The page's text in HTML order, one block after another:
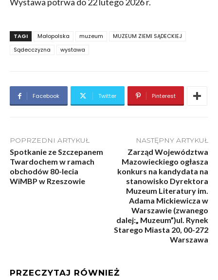
TAGI Małopolska muzeum
MUZEUM ZIEMI SĄDECKIEJ
Sądecczyzna
wystawa
Facebook Twitter Pinterest
POPRZEDNI ARTYKUŁ
Spotkanie ze Szczepanem
Twardochem w ramach
obchodów 80-lecia
WiMBP w Rzeszowie
NASTĘPNY ARTYKUŁ
Zarząd Województwa
Mazowieckiego ogłasza
konkurs na kandydata na
stanowisko Dyrektora
Muzeum Literatury im.
Adama Mickiewicza w
Warszawie (zwanego
dalej:„ Muzeum”)ul. Rynek
Starego Miasta 20, 00-272
Warszawa
PRZECZYTAJ RÓWNIEŻ